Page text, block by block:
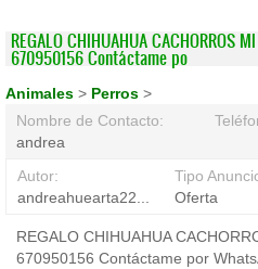
REGALO CHIHUAHUA CACHORROS
670950156 Contáctame po
Animales > Perros >
Nombre de Contacto:
andrea
Autor:
andreahuearta22...
Tipo
Oferta
REGALO CHIHUAHUA
670950156 Contáctame por